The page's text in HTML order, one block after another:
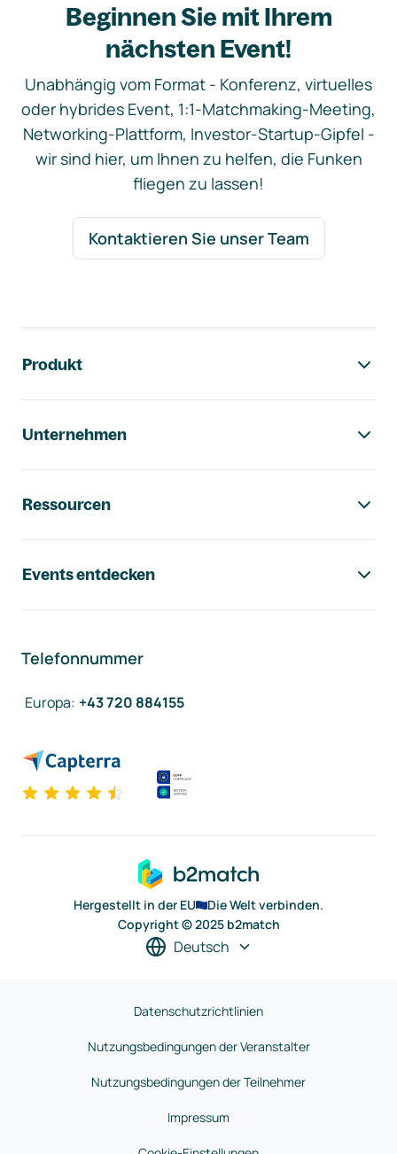
Beginnen Sie mit Ihrem
nächsten Event!
Unabhängig vom Format - Konferenz, virtuelles
oder hybrides Event, 1:1-Matchmaking-Meeting,
Networking-Plattform, Investor-Startup-Gipfel -
wir sind hier, um Ihnen zu helfen, die Funken
fliegen zu lassen!
Kontaktieren Sie unser Team
Produkt
Unternehmen
Ressourcen
Events entdecken
Telefonnummer
Europa: +43 720 884155
Hergestellt in der EU
Die Welt verbinden.
Copyright © 2025 b2match
Deutsch
Datenschutzrichtlinien
Nutzungsbedingungen der Veranstalter
Nutzungsbedingungen der Teilnehmer
Impressum